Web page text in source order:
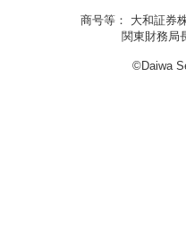
商号等： 大和証券
関東財務局
©Daiwa